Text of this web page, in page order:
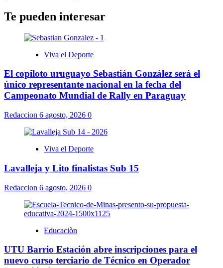
Te pueden interesar
Viva el Deporte
El copiloto uruguayo Sebastián González será el
único representante nacional en la fecha del
Campeonato Mundial de Rally en Paraguay
Redaccion 6 agosto, 2026 0
Viva el Deporte
Lavalleja y Lito finalistas Sub 15
Redaccion 6 agosto, 2026 0
Educaciòn
UTU Barrio Estación abre inscripciones para el
nuevo curso terciario de Técnico en Operador